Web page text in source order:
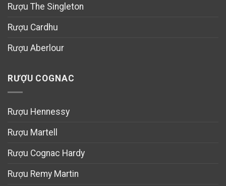
Rượu The Singleton
Rượu Cardhu
Rượu Aberlour
RƯỢU COGNAC
Rượu Hennessy
Rượu Martell
Rượu Cognac Hardy
Rượu Remy Martin